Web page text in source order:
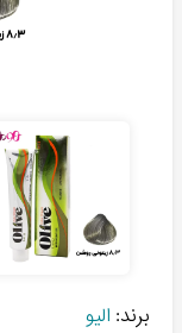
برند: الیو